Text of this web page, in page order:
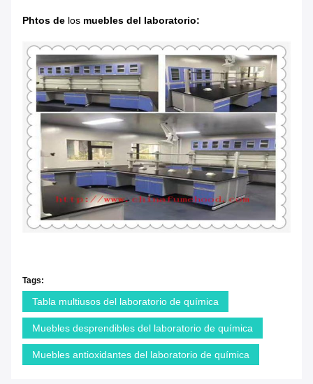
Phtos de los muebles del laboratorio:
Tags:
Tabla multiusos del laboratorio de química
Muebles desprendibles del laboratorio de química
Muebles antioxidantes del laboratorio de química